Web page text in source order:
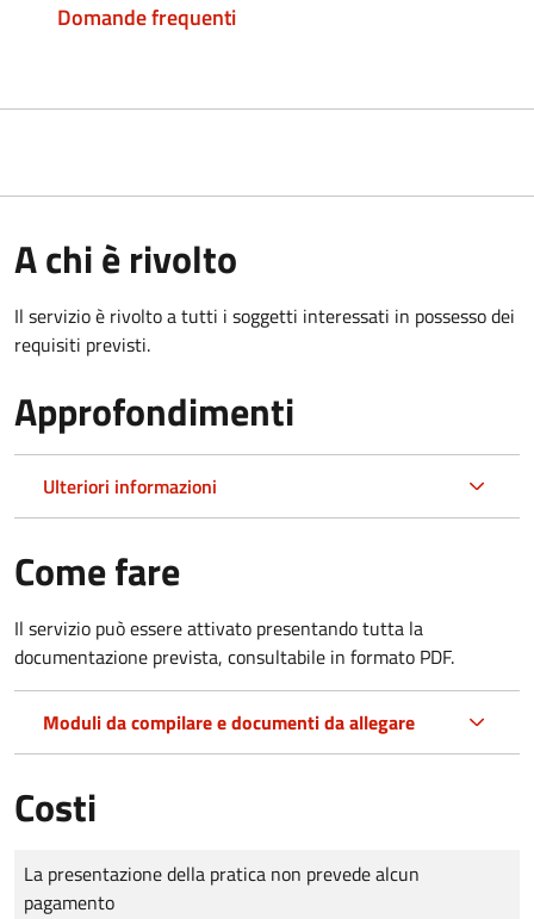
Domande frequenti
A chi è rivolto
Il servizio è rivolto a tutti i soggetti interessati in possesso dei
requisiti previsti.
Approfondimenti
Ulteriori informazioni
Come fare
Il servizio può essere attivato presentando tutta la
documentazione prevista, consultabile in formato PDF.
Moduli da compilare e documenti da allegare
Costi
Tipo di pagamento
Importo
La presentazione della pratica non prevede alcun
pagamento